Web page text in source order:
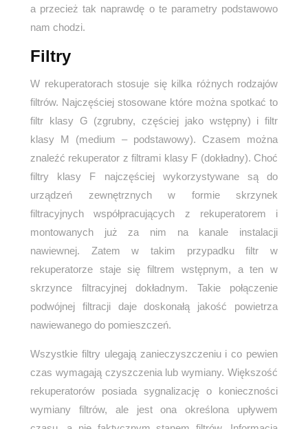
a przecież tak naprawdę o te parametry podstawowo
nam chodzi.
Filtry
W rekuperatorach stosuje się kilka różnych rodzajów
filtrów. Najczęściej stosowane które można spotkać to
filtr klasy G (zgrubny, częściej jako wstępny) i filtr
klasy M (medium – podstawowy). Czasem można
znaleźć rekuperator z filtrami klasy F (dokładny). Choć
filtry klasy F najczęściej wykorzystywane są do
urządzeń zewnętrznych w formie skrzynek
filtracyjnych współpracujących z rekuperatorem i
montowanych już za nim na kanale instalacji
nawiewnej. Zatem w takim przypadku filtr w
rekuperatorze staje się filtrem wstępnym, a ten w
skrzynce filtracyjnej dokładnym. Takie połączenie
podwójnej filtracji daje doskonałą jakość powietrza
nawiewanego do pomieszczeń.
Wszystkie filtry ulegają zanieczyszczeniu i co pewien
czas wymagają czyszczenia lub wymiany. Większość
rekuperatorów posiada sygnalizację o konieczności
wymiany filtrów, ale jest ona określona upływem